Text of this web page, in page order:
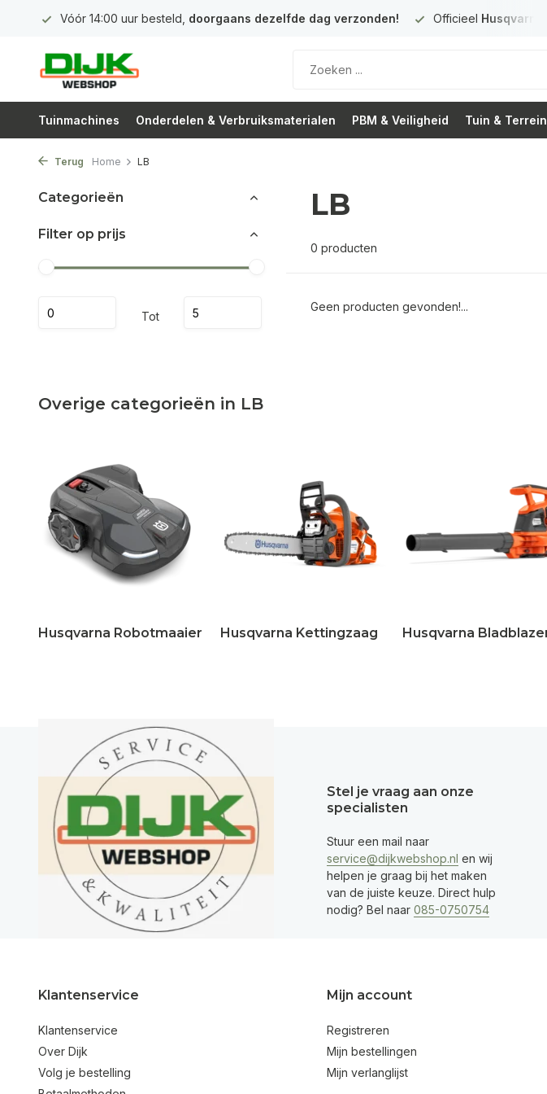
Vóór 14:00 uur besteld, doorgaans dezelfde dag verzonden! Officieel Husqvarna
Tuinmachines Onderdelen & Verbruiksmaterialen PBM & Veiligheid Tuin &
Terug Home LB
Categorieën
Filter op prijs
Tot
LB
0 producten
Geen producten gevonden!...
Overige categorieën in LB
Husqvarna Robotmaaier Husqvarna Kettingzaag Husqvarna
Stel je vraag aan onze
specialisten
Stuur een mail naar
service@dijkwebshop.nl en wij
helpen je graag bij het maken
van de juiste keuze. Direct hulp
nodig? Bel naar 085-0750754
Klantenservice
Klantenservice
Over Dijk
Volg je bestelling
Mijn account
Registreren
Mijn bestellingen
Mijn verlanglijst